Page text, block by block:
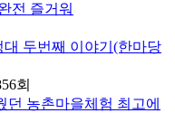
전 즐거워
두번째 이야기(한마당
회
농촌마을체험 최고에